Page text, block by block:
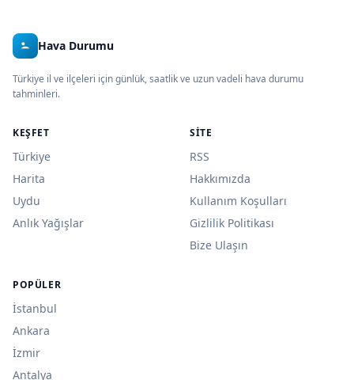
Hava Durumu
Türkiye il ve ilçeleri için günlük, saatlik ve uzun vadeli hava durumu
tahminleri.
KEŞFET
Türkiye
Harita
Uydu
Anlık Yağışlar
SITE
RSS
Hakkımızda
Kullanım Koşulları
Gizlilik Politikası
Bize Ulaşın
POPÜLER
İstanbul
Ankara
İzmir
Antalya